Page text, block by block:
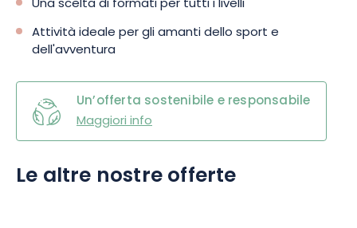
Una scelta di formati per tutti i livelli
Attività ideale per gli amanti dello sport e
dell'avventura
Un’offerta sostenibile e responsabile
Maggiori info
Le altre nostre offerte